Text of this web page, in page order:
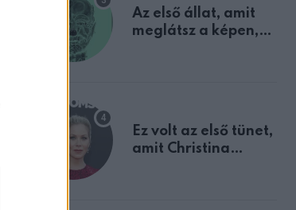
Az első állat, amit
meglátsz a képen,
Ez volt az első tünet,
amit Christina